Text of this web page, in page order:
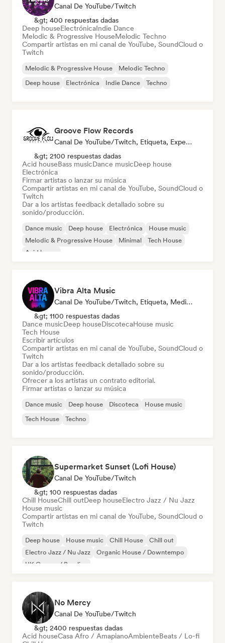
Canal De YouTube/Twitch
&gt; 400 respuestas dadas
Deep houseElectrónicaIndie Dance
Melodic & Progressive HouseMelodic Techno
Compartir artistas en mi canal de YouTube, SoundCloud o
Twitch
Melodic & Progressive House
Melodic Techno
Deep house
Electrónica Indie Dance Techno
Groove Flow Records
Canal De YouTube/Twitch, Etiqueta, Experto En Sonido
&gt; 2100 respuestas dadas
Acid houseBass musicDance musicDeep house
Electrónica
Firmar artistas o lanzar su música
Compartir artistas en mi canal de YouTube, SoundCloud o
Twitch
Dar a los artistas feedback detallado sobre su
sonido/producción.
Dance music Deep house Electrónica
House music
Melodic & Progressive House
Minimal
Tech House
Acid house
Vibra Alta Music
Canal De YouTube/Twitch, Etiqueta, Medios De Comunicación/Periodista, Editor, Experto En Sonido
&gt; 1100 respuestas dadas
Dance musicDeep houseDiscotecaHouse music
Tech House
Escribir artículos
Compartir artistas en mi canal de YouTube, SoundCloud o
Twitch
Dar a los artistas feedback detallado sobre su
sonido/producción.
Ofrecer a los artistas un contrato editorial.
Firmar artistas o lanzar su música
Dance music Deep house Discoteca
House music
Tech House
Techno
Supermarket Sunset (Lofi House)
Canal De YouTube/Twitch
&gt; 100 respuestas dadas
Chill HouseChill outDeep houseElectro Jazz / Nu Jazz
House music
Compartir artistas en mi canal de YouTube, SoundCloud o
Twitch
Deep house House music Chill House
Chill out
Electro Jazz / Nu Jazz
Organic House / Downtempo
UK Garage / Bassline
No Mercy
Canal De YouTube/Twitch
&gt; 2400 respuestas dadas
Acid houseCasa Afro / AmapianoAmbienteBeats / Lo-fi